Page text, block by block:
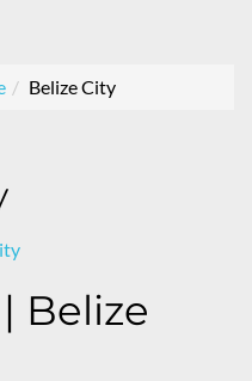
Belize City
Belize